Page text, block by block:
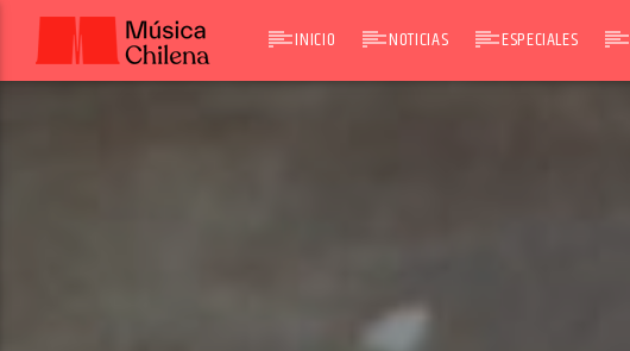
INICIO NOTICIAS ESPECIALES